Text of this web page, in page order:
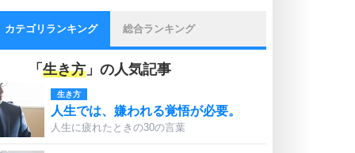
カテゴリランキング 総合ランキング
「 生き方 」の人気記事
生き方
人生では、嫌われる覚悟が必要。
人生に疲れたときの30の言葉